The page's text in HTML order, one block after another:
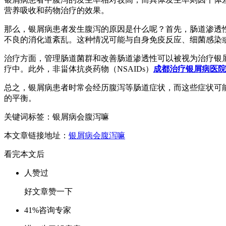
营养吸收和药物治疗的效果。
那么，银屑病患者发生腹泻的原因是什么呢？首先，肠道渗
不良的消化道紊乱。这种情况可能与自身免疫反应、细菌感
治疗方面，管理肠道菌群和改善肠道渗透性可以被视为治疗
疗中。此外，非甾体抗炎药物（NSAIDs） 成都治疗银屑病医院
总之，银屑病患者时常会经历腹泻等肠道症状，而这些症状
的平衡。
关键词标签：银屑病会腹泻嘛
本文章链接地址： 银屑病会腹泻嘛
看完本文后
人赞过
好文章赞一下
41%咨询专家